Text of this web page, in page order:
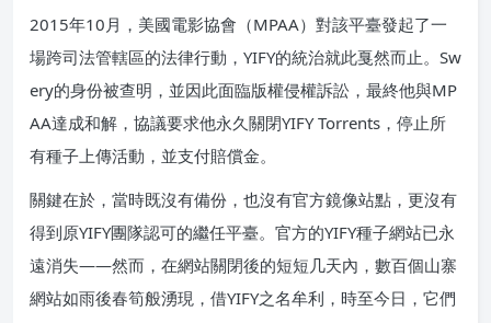
2015年10月，美國電影協會（MPAA）對該平臺發起了一
場跨司法管轄區的法律行動，YIFY的統治就此戛然而止。Sw
ery的身份被查明，並因此面臨版權侵權訴訟，最終他與MP
AA達成和解，協議要求他永久關閉YIFY Torrents，停止所
有種子上傳活動，並支付賠償金。
關鍵在於，當時既沒有備份，也沒有官方鏡像站點，更沒有
得到原YIFY團隊認可的繼任平臺。官方的YIFY種子網站已永
遠消失——然而，在網站關閉後的短短几天內，數百個山寨
網站如雨後春筍般湧現，借YIFY之名牟利，時至今日，它們